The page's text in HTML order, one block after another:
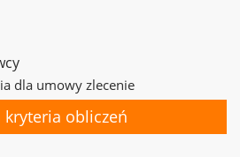
dla umowy zlecenie
kryteria obliczeń